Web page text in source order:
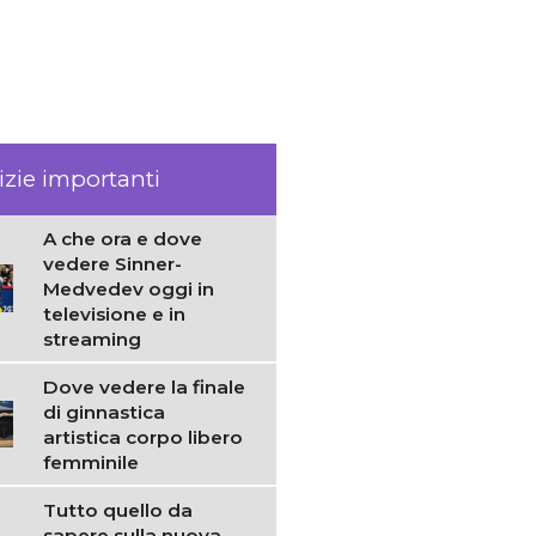
importanti
A che ora e dove
vedere Sinner-
Medvedev oggi in
televisione e in
streaming
Dove vedere la finale
di ginnastica
artistica corpo libero
femminile
Tutto quello da